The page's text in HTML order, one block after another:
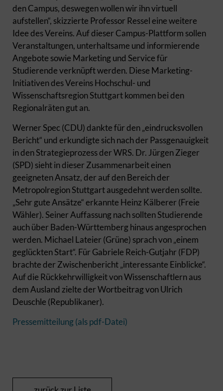
den Campus, deswegen wollen wir ihn virtuell
aufstellen“, skizzierte Professor Ressel eine weitere
Idee des Vereins. Auf dieser Campus-Plattform sollen
Veranstaltungen, unterhaltsame und informierende
Angebote sowie Marketing und Service für
Studierende verknüpft werden. Diese Marketing-
Initiativen des Vereins Hochschul- und
Wissenschaftsregion Stuttgart kommen bei den
Regionalräten gut an.
Werner Spec (CDU) dankte für den „eindrucksvollen
Bericht“ und erkundigte sich nach der Passgenauigkeit
in den Strategieprozess der WRS. Dr. Jürgen Zieger
(SPD) sieht in dieser Zusammenarbeit einen
geeigneten Ansatz, der auf den Bereich der
Metropolregion Stuttgart ausgedehnt werden sollte.
„Sehr gute Ansätze“ erkannte Heinz Kälberer (Freie
Wähler). Seiner Auffassung nach sollten Studierende
auch über Baden-Württemberg hinaus angesprochen
werden. Michael Lateier (Grüne) sprach von „einem
geglückten Start“. Für Gabriele Reich-Gutjahr (FDP)
brachte der Zwischenbericht „interessante Einblicke“.
Auf die Rückkehrwilligkeit von Wissenschaftlern aus
dem Ausland zielte der Wortbeitrag von Ulrich
Deuschle (Republikaner).
Pressemitteilung (als pdf-Datei)